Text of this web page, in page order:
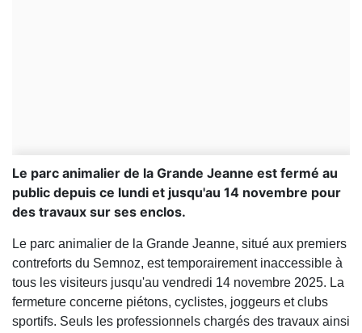
Le parc animalier de la Grande Jeanne est fermé au
public depuis ce lundi et jusqu'au 14 novembre pour
des travaux sur ses enclos.
Le parc animalier de la Grande Jeanne, situé aux premiers
contreforts du Semnoz, est temporairement inaccessible à
tous les visiteurs jusqu'au vendredi 14 novembre 2025. La
fermeture concerne piétons, cyclistes, joggeurs et clubs
sportifs. Seuls les professionnels chargés des travaux ainsi